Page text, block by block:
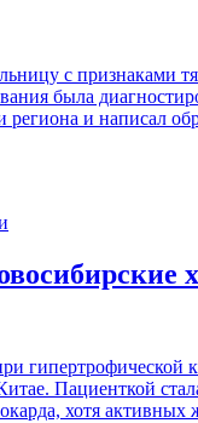
с признаками
была
региона и написал
гипертрофической
Пациенткой
хотя активных